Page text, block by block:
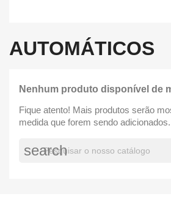
AUTOMÁTICOS
Nenhum produto disponível de
Fique atento! Mais produtos serão
medida que forem sendo adicionados.
search